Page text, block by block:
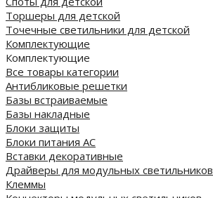
Торшеры для детской
Точечные светильники для детской
Комплектующие
Комплектующие
Все товары категории
Антибликовые решетки
Базы встраиваемые
Базы накладные
Блоки защиты
Блоки питания AC
Вставки декоративные
Драйверы для модульных светильников
Клеммы